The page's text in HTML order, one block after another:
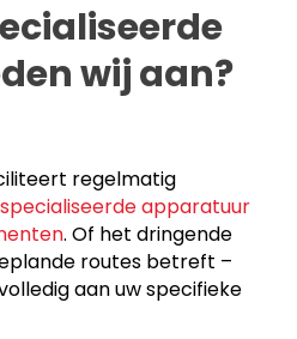
wij aan?
regelmatig
apparatuur
. Of het dringende
routes betreft –
aan uw specifieke